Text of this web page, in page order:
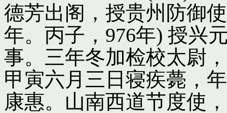
德芳出阁，授贵州防御
年。丙子，976年) 授兴
事。三年冬加检校太尉
甲寅六月三日寝疾薨，
康惠。山南西道节度使